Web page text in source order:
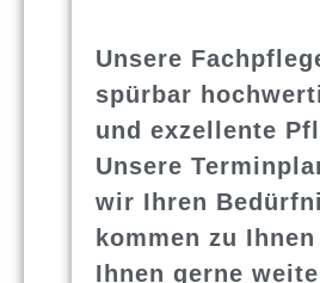
Unsere
spürbar
und exzellente
Unsere
wir Ihren
kommen zu
Ihnen gerne